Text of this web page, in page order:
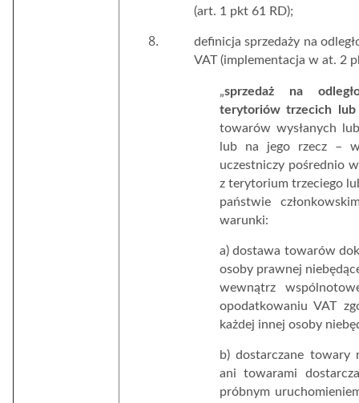
(art. 1 pkt 61 RD);
definicja sprzedaży na
VAT (implementacja w at. 2
„sprzedaż na
terytoriów trzecich lub
towarów wysłanych
lub na jego rzecz –
uczestniczy pośrednio
z terytorium trzeciego
państwie
warunki:
a) dostawa towarów
osoby prawnej
wewnątrz
opodatkowaniu VAT
każdej innej osoby
b) dostarczane towary
ani towarami
próbnym